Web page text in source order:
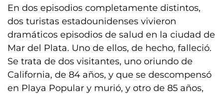
En dos episodios completamente distintos,
dos turistas estadounidenses vivieron
dramáticos episodios de salud en la ciudad de
Mar del Plata. Uno de ellos, de hecho, falleció.
Se trata de dos visitantes, uno oriundo de
California, de 84 años, y que se descompensó
en Playa Popular y murió, y otro de 85 años,